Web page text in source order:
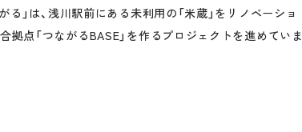
」は、浅川駅前にある未利用の「米蔵」をリノベーショ
拠点「つながるBASE」を作るプロジェクトを進めていま